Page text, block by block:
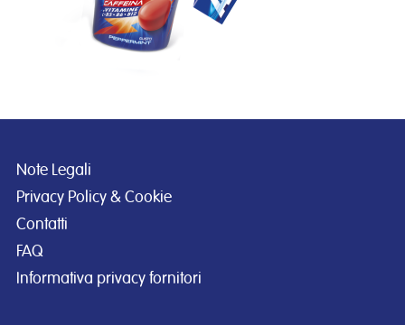
Note Legali
Privacy Policy & Cookie
Contatti
FAQ
Informativa privacy fornitori